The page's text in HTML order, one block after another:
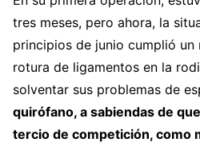
tres meses, pero ahora, la
principios de junio cumplió un
rotura de ligamentos en la
solventar sus problemas de
quirófano, a sabiendas de
tercio de competición, como